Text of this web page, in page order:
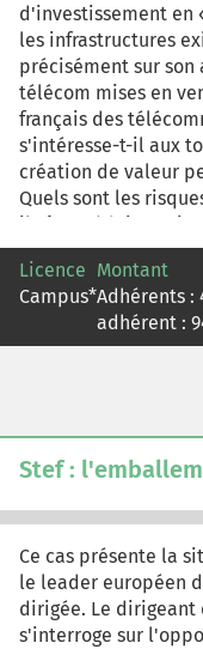
d'investissement en
les infrastructures
précisément sur
télécom mises en
français des
s'intéresse-t-il aux
création de valeur
Quels sont les
ils être réduits ?
critères de
passe en revue la
création de valeur
2016 durant sa
Licence
Campus*
Montant
Adhérents :
adhérent :
Stef :
Ce cas présente la
le leader européen
dirigée. Le dirigeant
s'interroge sur